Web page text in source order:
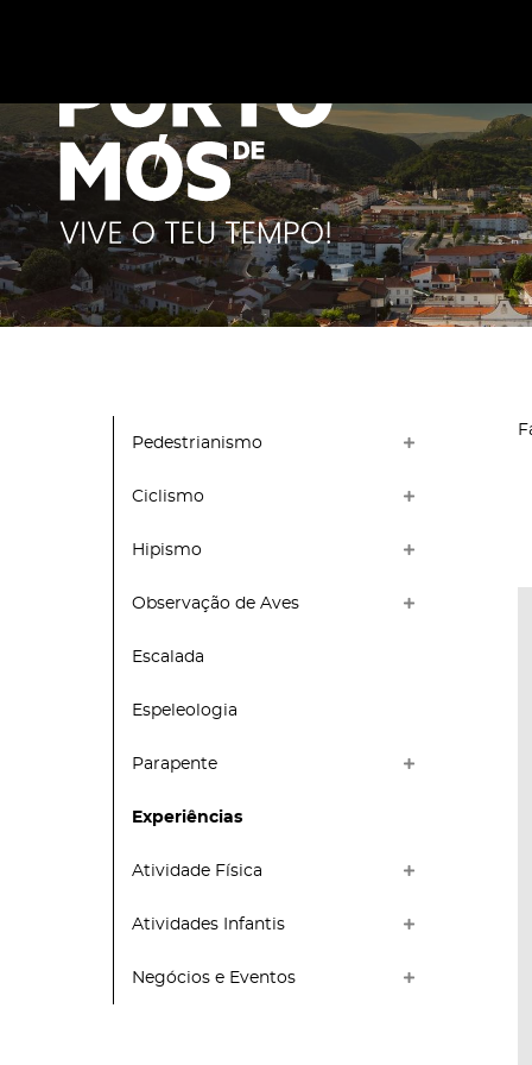
Pedestrianismo
Ciclismo
Hipismo
Observação de Aves
Escalada
Espeleologia
Parapente
Experiências
Atividade Física
Atividades Infantis
Negócios e Eventos